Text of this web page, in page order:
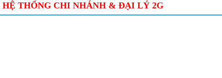
HỆ THỐNG CHI NHÁNH & ĐẠI LÝ 2G